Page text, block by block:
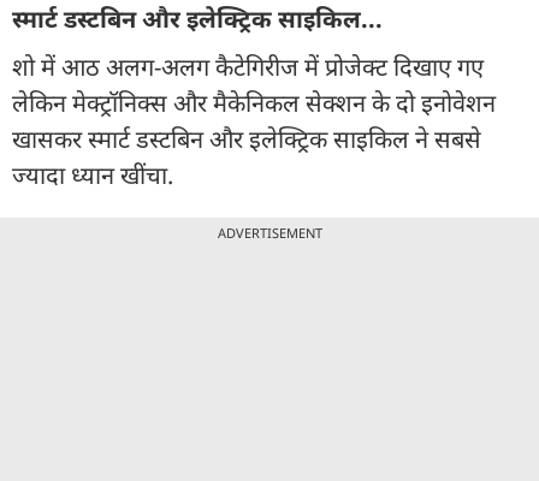
स्मार्ट डस्टबिन और इलेक्ट्रिक साइकिल...
शो में आठ अलग-अलग कैटेगिरीज में प्रोजेक्ट दिखाए गए
लेकिन मेक्ट्रॉनिक्स और मैकेनिकल सेक्शन के दो इनोवेशन
खासकर स्मार्ट डस्टबिन और इलेक्ट्रिक साइकिल ने सबसे
ज्यादा ध्यान खींचा.
ADVERTISEMENT